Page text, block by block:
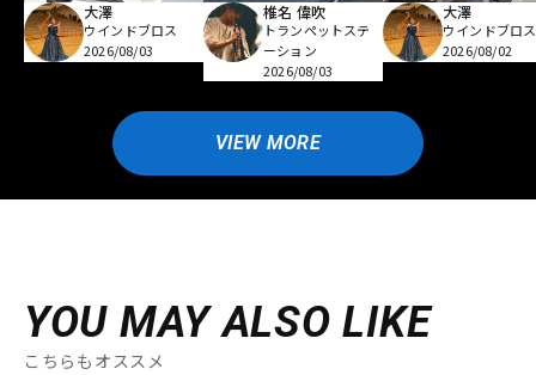
大澤
ウインドブロス
2026/08/03
椎名 偉吹
トランペットステ
ーション
2026/08/03
大澤
ウインドブロス
2026/08/02
VIEW MORE
YOU MAY ALSO LIKE
こちらもオススメ